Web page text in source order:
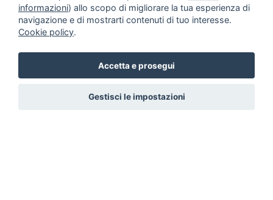
informazioni) allo scopo di migliorare la tua esperienza di
navigazione e di mostrarti contenuti di tuo interesse.
Cookie policy.
Accetta e prosegui
Gestisci le impostazioni